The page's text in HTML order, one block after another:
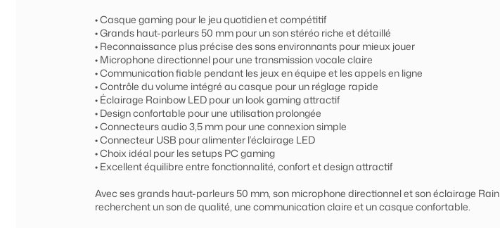
• Casque gaming pour le jeu quotidien et compétitif
• Grands haut-parleurs 50 mm pour un son stéréo riche et détaillé
• Reconnaissance plus précise des sons environnants pour mieux jouer
• Microphone directionnel pour une transmission vocale claire
• Communication fiable pendant les jeux en équipe et les appels en ligne
• Contrôle du volume intégré au casque pour un réglage rapide
• Éclairage Rainbow LED pour un look gaming attractif
• Design confortable pour une utilisation prolongée
• Connecteurs audio 3,5 mm pour une connexion simple
• Connecteur USB pour alimenter l’éclairage LED
• Choix idéal pour les setups PC gaming
• Excellent équilibre entre fonctionnalité, confort et design attractif
Avec ses grands haut-parleurs 50 mm, son microphone directionnel et son éclairage
recherchent un son de qualité, une communication claire et un casque confortable.